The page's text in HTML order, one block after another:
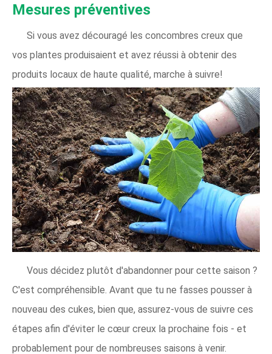
Mesures préventives
Si vous avez découragé les concombres creux que
vos plantes produisaient et avez réussi à obtenir des
produits locaux de haute qualité, marche à suivre!
Vous décidez plutôt d'abandonner pour cette saison ?
C'est compréhensible. Avant que tu ne fasses pousser à
nouveau des cukes, bien que, assurez-vous de suivre ces
étapes afin d'éviter le cœur creux la prochaine fois - et
probablement pour de nombreuses saisons à venir.